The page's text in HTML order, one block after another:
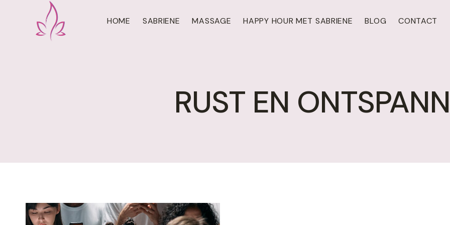
HOME SABRIENE MASSAGE HAPPY HOUR MET SABRIENE BLOG CONTACT
RUST EN